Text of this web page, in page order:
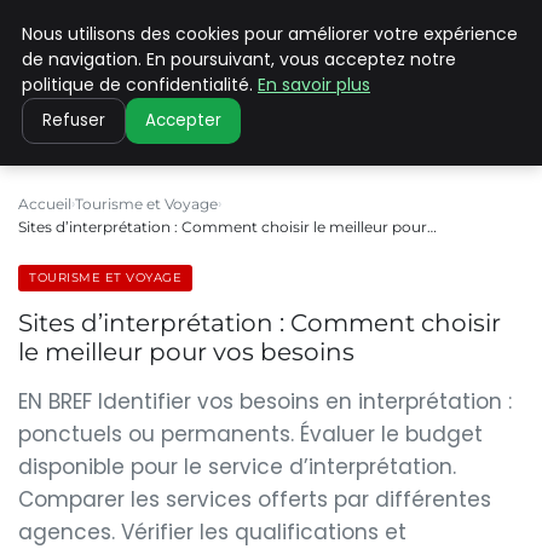
PILAT PATRIMOINES
Accueil Tourisme et Voyage
Sites d’interprétation : Comment choisir le meilleur pour…
TOURISME ET VOYAGE
Sites d’interprétation : Comment choisir
le meilleur pour vos besoins
EN BREF Identifier vos besoins en interprétation :
ponctuels ou permanents. Évaluer le budget
disponible pour le service d’interprétation.
Comparer les services offerts par différentes
agences. Vérifier les qualifications et
Nous utilisons des cookies pour améliorer votre expérience
de navigation. En poursuivant, vous acceptez notre
politique de confidentialité. En savoir plus
Refuser Accepter